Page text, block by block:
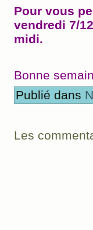
Pour vous
vendredi 7/
midi.
Bonne
Publié dans
Les